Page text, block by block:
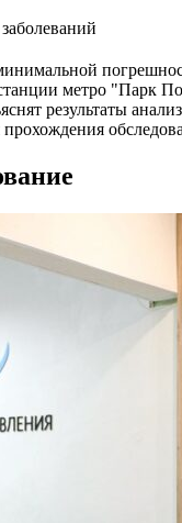
метро "Парк
результаты
прохождения